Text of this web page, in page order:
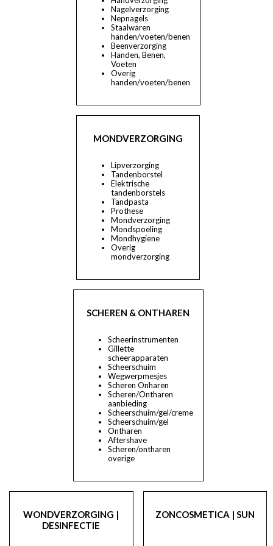
Nagelverzorging
Nepnagels
Staalwaren
handen/voeten/benen
Beenverzorging
Handen, Benen,
Voeten
Overig
handen/voeten/benen
MONDVERZORGING
Lipverzorging
Tandenborstel
Elektrische
tandenborstels
Tandpasta
Prothese
Mondverzorging
Mondspoeling
Mondhygiene
Overig
mondverzorging
SCHEREN & ONTHAREN
Scheerinstrumenten
Gillette
scheerapparaten
Scheerschuim
Wegwerpmesjes
Scheren Onharen
Scheren/Ontharen
aanbieding
Scheerschuim/gel/creme
Scheerschuim/gel
Ontharen
Aftershave
Scheren/ontharen
overige
WONDVERZORGING |
DESINFECTIE
ZONCOSMETICA | SUN